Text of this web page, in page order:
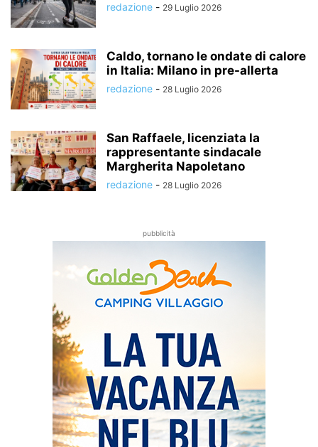
redazione - 29 Luglio 2026
Caldo, tornano le ondate di calore
in Italia: Milano in pre-allerta
redazione - 28 Luglio 2026
San Raffaele, licenziata la
rappresentante sindacale
Margherita Napoletano
redazione - 28 Luglio 2026
pubblicità